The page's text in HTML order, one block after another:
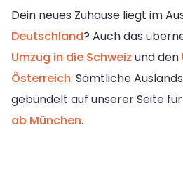
Dein neues Zuhause liegt im
Deutschland? Auch das
Umzug in die Schweiz und den
Österreich. Sämtliche
gebündelt auf unserer Seite
ab München.